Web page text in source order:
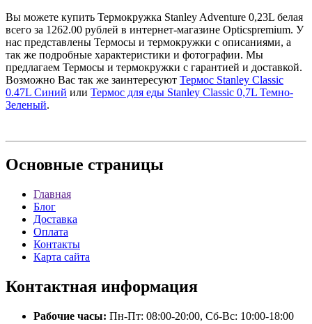
Вы можете купить Термокружка Stanley Adventure 0,23L белая
всего за 1262.00 рублей в интернет-магазине Opticspremium. У
нас представлены Термосы и термокружки с описаниями, а
так же подробные характеристики и фотографии. Мы
предлагаем Термосы и термокружки с гарантией и доставкой.
Возможно Вас так же заинтересуют Термос Stanley Classic
0.47L Cиний или Термос для еды Stanley Classic 0,7L Темно-
Зеленый.
Основные страницы
Главная
Блог
Доставка
Оплата
Контакты
Карта сайта
Контактная информация
Рабочие часы: Пн-Пт: 08:00-20:00, Сб-Вс: 10:00-18:00